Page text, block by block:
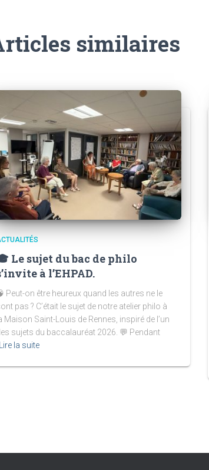
similaires
Le sujet du bac de philo
à l’EHPAD.
Peut-on être heureux quand les autres ne le
pas ? C’était le sujet de notre atelier philo à
Maison Saint-Louis de Rennes, inspiré de l’un
sujets du baccalauréat 2026. 💬 Pendant
Lire la suite